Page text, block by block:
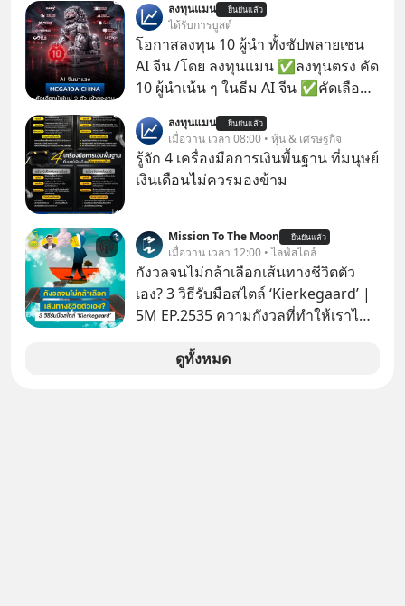
เคยสงสัยไหมว่าทำไมพอได้ของที่อยาก
ได้มาแล้วความสุขนั้นกลับอยู่กับเราได้
ไม่นาน? นี่คือกลไกพื้นฐานของมนุษย์ที่
Arthur Schopenhauer นักปรัชญา
ชาวเยอรมันเคยอธิบายไว้เมื่อ 200 กว่า
ปีก่อน แล้วเราจะหยุดวงจรความอยาก
ในใจเพื่อความสุขที่ยั่งยืนได้อย่างไร?
ติดตามได้ในพอดแคสต์ 5M EP. นี้
#goodtime #5minutespodcast
ลงทุนแมน ยืนยันแล้ว
ได้รับการบูสต์
โอกาสลงทุน 10 ผู้นำ ทั้งซัปพลายเชน
AI จีน /โดย ลงทุนแมน ✅ลงทุนตรง คัด
10 ผู้นำเน้น ๆ ในธีม AI จีน ✅คัดเลือก
เจ้าของผู้นำ AI จีน ตั้งแต่โรงงานผลิตชิป
หน่วยความจำ โมเดล AI ยันหุ่นยนต์
✅ได้การรับยกเว้นภาษี Capital Gain
ลงทุนแมน ยืนยันแล้ว
เมื่อวาน เวลา 08:00 • หุ้น & เศรษฐกิจ
รู้จัก 4 เครื่องมือการเงินพื้นฐาน ที่มนุษย์
เงินเดือนไม่ควรมองข้าม
Mission To The Moon ยืนยันแล้ว
เมื่อวาน เวลา 12:00 • ไลฟ์สไตล์
กังวลจนไม่กล้าเลือกเส้นทางชีวิตตัว
เอง? 3 วิธีรับมือสไตล์ ‘Kierkegaard’ |
5M EP.2535 ความกังวลที่ทำให้เราไม่
เรื่องใหญ่ หรือแม้แต่เรื่องสำคัญของ
ดูทั้งหมด